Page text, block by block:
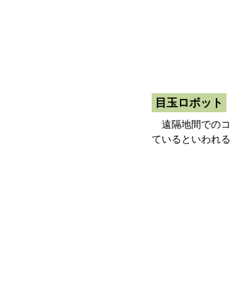
目玉ロボット
遠隔地間でのコ
ているといわれ